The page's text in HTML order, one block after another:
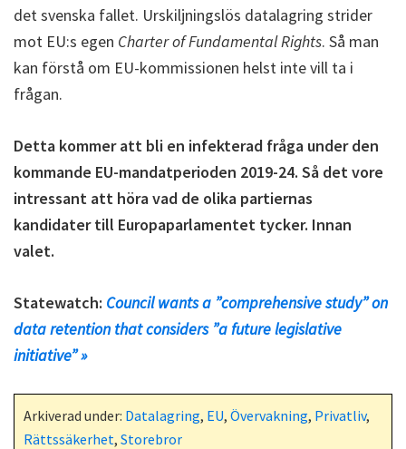
det svenska fallet. Urskiljningslös datalagring strider
mot EU:s egen Charter of Fundamental Rights. Så man
kan förstå om EU-kommissionen helst inte vill ta i
frågan.
Detta kommer att bli en infekterad fråga under den
kommande EU-mandatperioden 2019-24. Så det vore
intressant att höra vad de olika partiernas
kandidater till Europaparlamentet tycker. Innan
valet.
Statewatch: Council wants a ”comprehensive study” on
data retention that considers ”a future legislative
initiative” »
Arkiverad under: Datalagring, EU, Övervakning, Privatliv,
Rättssäkerhet, Storebror